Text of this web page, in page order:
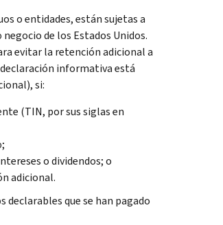
o entidades, están sujetas a
de los Estados Unidos.
evitar la retención adicional a
informativa está
si:
(TIN, por sus siglas en
o dividendos; o
adicional.
declarables que se han pagado